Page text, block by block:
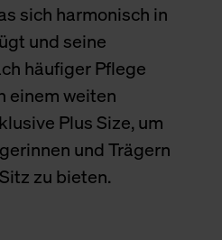
sich harmonisch in
und seine
häufiger Pflege
einem weiten
Plus Size, um
und Trägern
zu bieten.